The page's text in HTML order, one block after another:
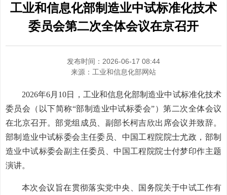
工业和信息化部制造业中试标准化技术
委员会第二次全体会议在京召开
发布时间：2026-06-17 08:44
来源： 工业和信息化部网站
2026年6月10日，工业和信息化部制造业中试标准化技术
委员会（以下简称“部制造业中试标委会”）第二次全体会议
在北京召开。部党组成员、副部长柯吉欣出席会议并致辞。
部制造业中试标委会主任委员、中国工程院院士尤政，部制
造业中试标委会副主任委员、中国工程院院士付梦印作主题
演讲。
本次会议旨在贯彻落实党中央、国务院关于中试工作有